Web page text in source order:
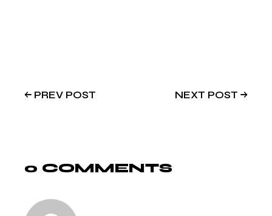
PREV POST NEXT POST
0 COMMENTS